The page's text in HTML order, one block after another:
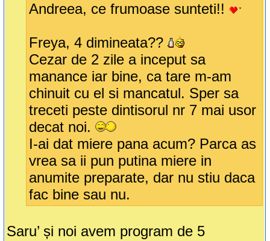
Andreea, ce frumoase sunteti!!
Freya, 4 dimineata??
Cezar de 2 zile a inceput sa
manance iar bine, ca tare m-am
chinuit cu el si mancatul. Sper sa
treceti peste dintisorul nr 7 mai usor
decat noi.
I-ai dat miere pana acum? Parca as
vrea sa ii pun putina miere in
anumite preparate, dar nu stiu daca
fac bine sau nu.
Saru’ și noi avem program de 5